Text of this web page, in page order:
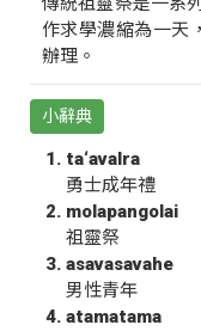
作求學濃縮為一天
辦理。
小辭典
ta‘avalra
勇士成年禮
molapangolai
祖靈祭
asavasavahe
男性青年
atamatama